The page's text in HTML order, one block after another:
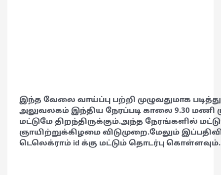
இந்த வேலை வாய்ப்பு பற்றி முழுவதுமாக
அலுவலகம் இந்திய நேரப்படி காலை 9.30 மணி
மட்டுமே திறந்திருக்கும்.அந்த நேரங்களில்
ஞாயிற்றுக்கிழமை விடுமுறை.மேலும்
டெலெக்ராம் id க்கு மட்டும் தொடர்பு கொள்ளவும்.